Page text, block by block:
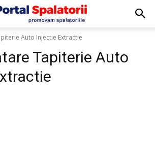
Auto Injectie Extractie
Tapiterie Auto